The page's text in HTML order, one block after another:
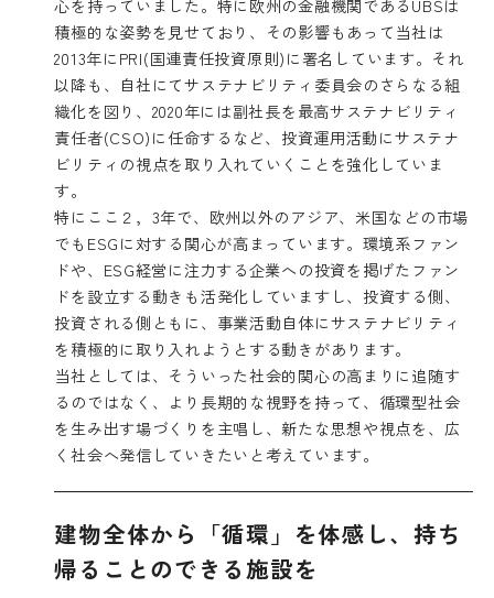
心を持っていました。特に欧州の金融機関であるUBSは
積極的な姿勢を見せており、その影響もあって当社は
2013年にPRI(国連責任投資原則)に署名しています。それ
以降も、自社にてサステナビリティ委員会のさらなる組
織化を図り、2020年には副社長を最高サステナビリティ
責任者(CSO)に任命するなど、投資運用活動にサステナ
ビリティの視点を取り入れていくことを強化していま
す。
特にここ２，3年で、欧州以外のアジア、米国などの市場
でもESGに対する関心が高まっています。環境系ファン
ドや、ESG経営に注力する企業への投資を掲げたファン
ドを設立する動きも活発化していますし、投資する側、
投資される側ともに、事業活動自体にサステナビリティ
を積極的に取り入れようとする動きがあります。
当社としては、そういった社会的関心の高まりに追随す
るのではなく、より長期的な視野を持って、循環型社会
を生み出す場づくりを主唱し、新たな思想や視点を、広
く社会へ発信していきたいと考えています。
建物全体から「循環」を体感し、持ち
帰ることのできる施設を